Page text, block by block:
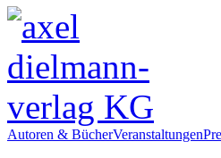
Autoren & BücherVeranstaltungen